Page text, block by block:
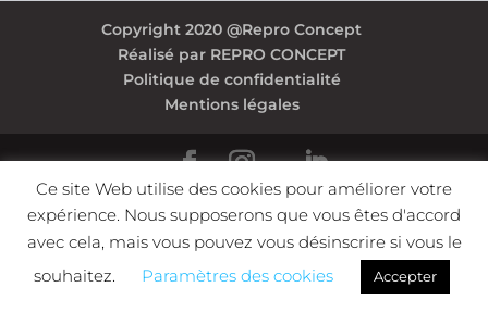
Copyright 2020 @Repro Concept
Réalisé par REPRO CONCEPT
Politique de confidentialité
Mentions légales
Ce site Web utilise des cookies pour améliorer votre
expérience. Nous supposerons que vous êtes d'accord
avec cela, mais vous pouvez vous désinscrire si vous le
souhaitez.
Paramètres des cookies Accepter